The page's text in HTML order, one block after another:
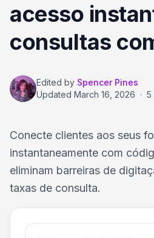
acesso
consultas
Edited by Spencer Pines
Updated March 16, 2026 · 5
Conecte clientes aos seus
instantaneamente com
eliminam barreiras de
taxas de consulta.